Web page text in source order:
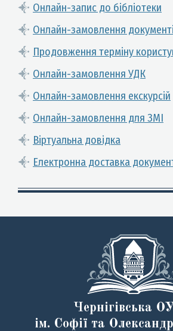
Онлайн-запис до бібліотеки
Онлайн-замовлення
Продовження терміну
Онлайн-замовлення УДК
Онлайн-замовлення екскурсій
Онлайн-замовлення для ЗМІ
Віртуальна довідка
Електронна доставка
Чернігівська
ім. Софії та